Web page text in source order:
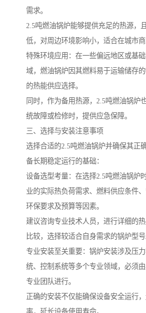
需求。
2.5吨燃油锅炉能够提供充足的热源，
低，对周边环境影响小，适合在城市商
特殊环境应用：在一些偏远地区或基
域，燃油锅炉因其燃料易于运输储存
的热能供应选择。
同时，作为备用热源，2.5吨燃油锅炉
统故障或检修时，提供应急保障。
三、选择与安装注意事项
选择合适的2.5吨燃油锅炉并确保其正
备长期稳定运行的基础：
设备选型考量：在选择2.5吨燃油锅炉
业的实际热负荷需求、燃料供应条件、
环保要求及预算等因素。
建议咨询专业技术人员，进行详细的
比较，选择较适合自身需求的锅炉型号
专业安装至关重要：锅炉安装涉及压
统、控制系统等多个专业领域，必须
专业团队进行。
正确的安装不仅能确保设备安全运行
率，延长设备使用寿命。